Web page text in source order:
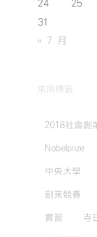
24
25
31
« 7 月
常用標籤
2018社會創
Nobelprize
中央大學
創業競賽
實習 寺